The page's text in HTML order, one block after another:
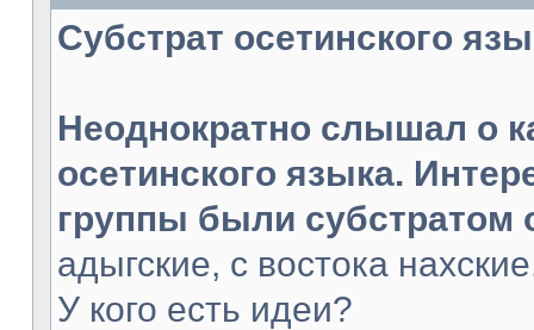
Субстрат осетинского
Неоднократно слышал о
осетинского языка.
группы были субстратом
адыгские, с востока
У кого есть идеи?